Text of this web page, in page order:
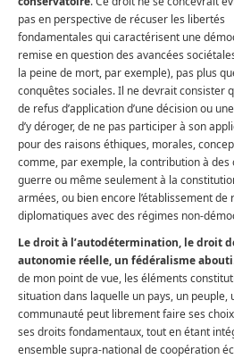
pas en perspective de récuser les libertés
fondamentales qui caractérisent une
remise en question des avancées
la peine de mort, par exemple), pas plus
conquêtes sociales. Il ne devrait consister
de refus d’application d’une décision ou
d’y déroger, de ne pas participer à son
pour des raisons éthiques, morales,
comme, par exemple, la contribution à des
guerre ou même seulement à la
armées, ou bien encore l’établissement de
diplomatiques avec des régimes non-
Le droit à l’autodétermination, le droit
autonomie réelle, un fédéralisme abouti
de mon point de vue, les éléments
situation dans laquelle un pays, un peuple,
communauté peut librement faire ses
ses droits fondamentaux, tout en étant
ensemble supra-national de coopération